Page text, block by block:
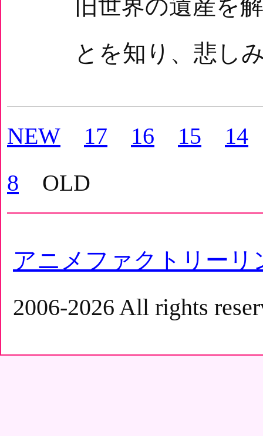
旧世界の遺産を
とを知り、悲し
NEW 17 16 15
14
8 OLD
アニメファクトリーリ
2006-2026 All rights